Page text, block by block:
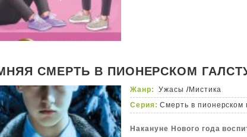
СМЕРТЬ В ПИОНЕРСКОМ
Жанр: Ужасы /Мистика
Серия: Смерть в пионерском
Накануне Нового года